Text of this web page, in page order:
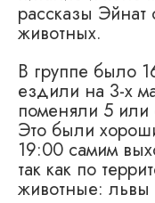
рассказы
животных.
В группе было
ездили на 3-х
поменяли 5
Это были
19:00 самим
так как по
животные: львы